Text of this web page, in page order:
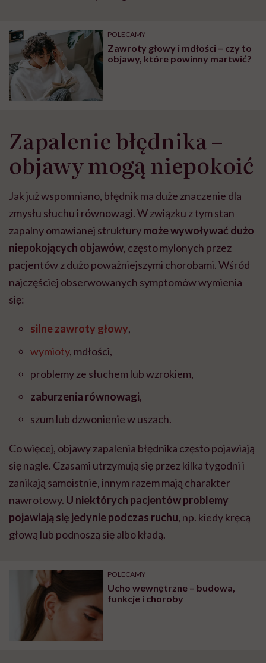
POLECAMY
Zawroty głowy i mdłości – czy to
objawy, które powinny martwić?
Zapalenie błędnika –
objawy mogą niepokoić
Jak już wspomniano, błędnik ma duże znaczenie dla
zmysłu słuchu i równowagi. W związku z tym stan
zapalny omawianej strukturymoże wywoływać dużo
niepokojących objawów, często mylonych przez
pacjentów z dużo poważniejszymi chorobami. Wśród
najczęściej obserwowanych symptomów wymienia
się:
silne zawroty głowy,
wymioty, mdłości,
problemy ze słuchem lub wzrokiem,
zaburzenia równowagi,
szum lub dzwonienie w uszach.
Co więcej, objawy zapalenia błędnika często pojawiają
się nagle. Czasami utrzymują się przez kilka tygodni i
zanikają samoistnie, innym razem mają charakter
nawrotowy. U niektórych pacjentów problemy
pojawiają się jedynie podczas ruchu, np. kiedy kręcą
głową lub podnoszą się albo kładą.
POLECAMY
Ucho wewnętrzne – budowa,
funkcje i choroby